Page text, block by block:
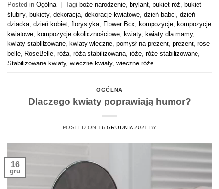
Posted in Ogólna | Tagi boże narodzenie brylant bukiet róż bukiet
ślubny, bukiety, dekoracja dekoracje kwiatowe dzień babci dzień
dziadka dzień kobiet florystyka Flower Box kompozycje kompozycje
kwiatowe kompozycje okolicznościowe kwiaty, kwiaty dla mamy,
kwiaty stabilizowane kwiaty wieczne pomysł na prezent prezent rose
belle RoseBelle róża róża stabilizowana róże róże stabilizowane
Stabilizowane kwiaty, wieczne kwiaty, wieczne róże
OGÓLNA
Dlaczego kwiaty poprawiają humor?
POSTED ON 16 GRUDNIA 2021 BY
16
gru